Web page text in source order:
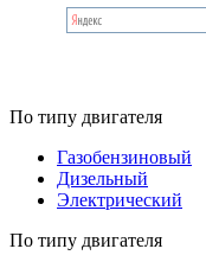
По типу двигателя
Газобензиновый
Дизельный
Электрический
По типу двигателя